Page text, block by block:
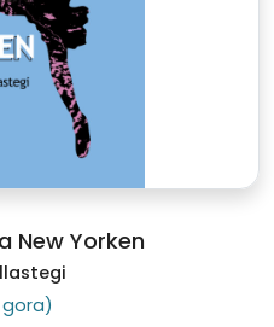
New Yorken
gora)